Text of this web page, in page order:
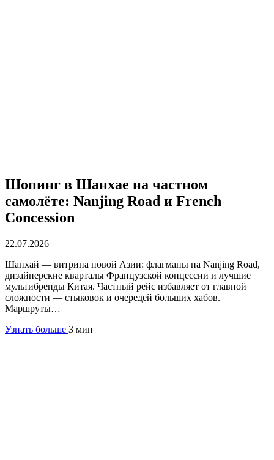
Шопинг в Шанхае на частном
самолёте: Nanjing Road и French
Concession
22.07.2026
Шанхай — витрина новой Азии: флагманы на Nanjing Road,
дизайнерские кварталы Французской концессии и лучшие
мультибренды Китая. Частный рейс избавляет от главной
сложности — стыковок и очередей больших хабов.
Маршруты…
Узнать больше 3 мин